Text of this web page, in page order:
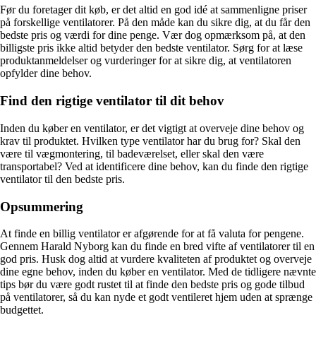
Før du foretager dit køb, er det altid en god idé at sammenligne priser
på forskellige ventilatorer. På den måde kan du sikre dig, at du får den
bedste pris og værdi for dine penge. Vær dog opmærksom på, at den
billigste pris ikke altid betyder den bedste ventilator. Sørg for at læse
produktanmeldelser og vurderinger for at sikre dig, at ventilatoren
opfylder dine behov.
Find den rigtige ventilator til dit behov
Inden du køber en ventilator, er det vigtigt at overveje dine behov og
krav til produktet. Hvilken type ventilator har du brug for? Skal den
være til vægmontering, til badeværelset, eller skal den være
transportabel? Ved at identificere dine behov, kan du finde den rigtige
ventilator til den bedste pris.
Opsummering
At finde en billig ventilator er afgørende for at få valuta for pengene.
Gennem Harald Nyborg kan du finde en bred vifte af ventilatorer til en
god pris. Husk dog altid at vurdere kvaliteten af produktet og overveje
dine egne behov, inden du køber en ventilator. Med de tidligere nævnte
tips bør du være godt rustet til at finde den bedste pris og gode tilbud
på ventilatorer, så du kan nyde et godt ventileret hjem uden at sprænge
budgettet.